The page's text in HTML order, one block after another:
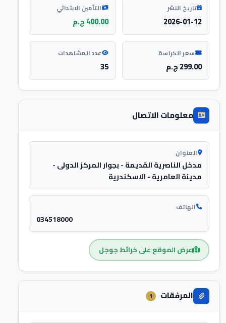
تاريخ النشر
2026-01-12
التأمين الابتدائي
400.00 ج.م
سعر الكراسة
299.00 ج.م
عدد المشاهدات
35
معلومات الاتصال
العنوان
مدخل الناصرية القديمة - بجوار المركز الدولى -
مدينة العامرية - الاسكندرية
الهاتف
034518000
عرض الموقع على خرائط جوجل
المرفقات 1